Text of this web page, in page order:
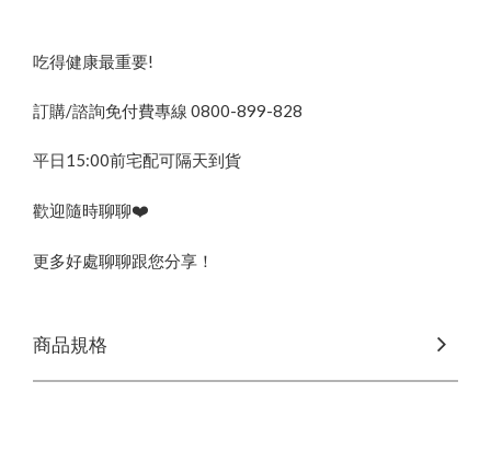
吃得健康最重要!
訂購/諮詢免付費專線 0800-899-828
平日15:00前宅配可隔天到貨
歡迎隨時聊聊❤️
更多好處聊聊跟您分享！
商品規格